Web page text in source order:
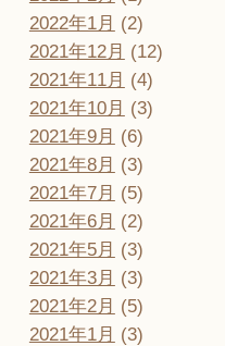
2022年1月 (2)
2021年12月 (12)
2021年11月 (4)
2021年10月 (3)
2021年9月 (6)
2021年8月 (3)
2021年7月 (5)
2021年6月 (2)
2021年5月 (3)
2021年3月 (3)
2021年2月 (5)
2021年1月 (3)